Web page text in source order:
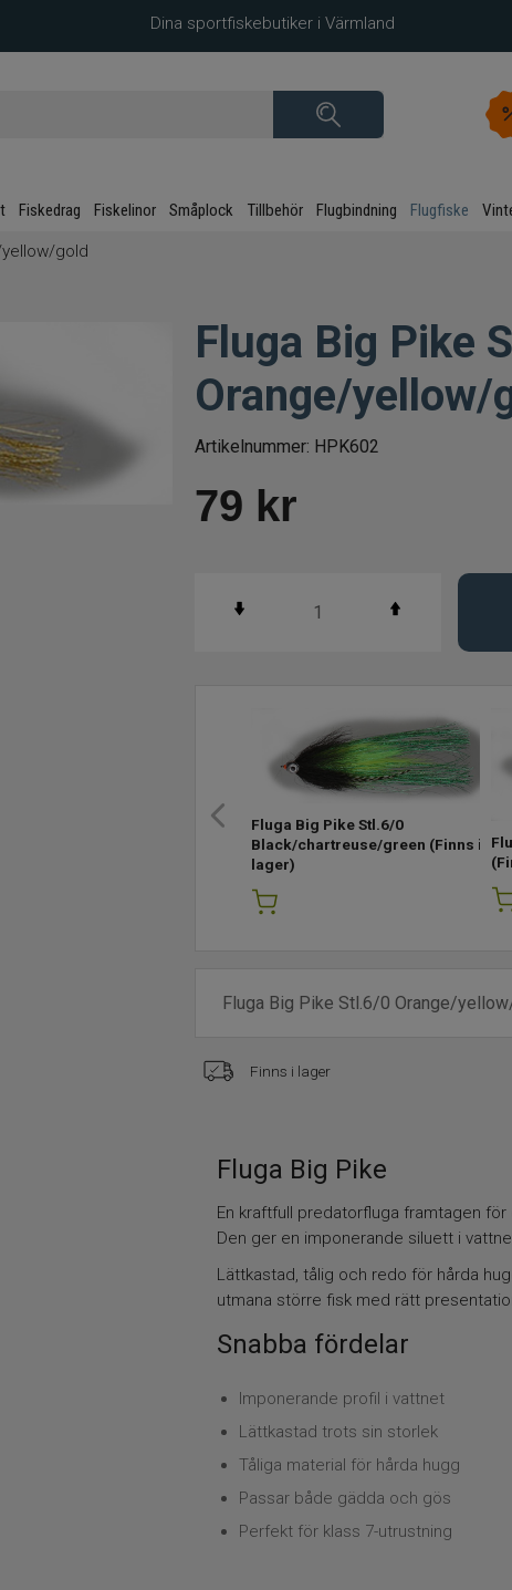
Dina sportfiskebutiker i Värmland
Fiskedrag Fiskelinor Småplock Tillbehör Flugbindning Flugfiske
gold
Fluga Big Pike
Orange/yellow/
Artikelnummer: HPK602
79 kr
Fluga Big Pike Stl.6/0
Black/chartreuse/green (Finns i
lager)
Finns i lager
Fluga Big Pike
En kraftfull predatorfluga framtagen
Den ger en imponerande siluett i
Lättkastad, tålig och redo för hårda
utmana större fisk med rätt
Snabba fördelar
Imponerande profil i vattnet
Lättkastad trots sin storlek
Tåliga material för hårda hugg
Passar både gädda och gös
Perfekt för klass 7-utrustning